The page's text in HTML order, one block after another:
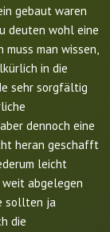
gebaut waren
deuten wohl eine
man wissen,
in die
sehr sorgfältig
dennoch eine
heran geschafft
leicht
abgelegen
sollten ja
die